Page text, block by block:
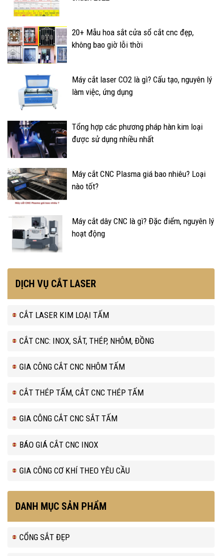
20+ Mẫu hoa sắt cửa sổ cắt cnc đẹp,
không bao giờ lỗi thời
Máy cắt laser CO2 là gì? Cấu tạo, nguyên lý
làm việc, ứng dụng
Tổng hợp các phương pháp hàn kim loại
được sử dụng nhiều nhất
Máy cắt CNC Plasma giá bao nhiêu? Loại
nào tốt?
Máy cắt dây CNC là gì? Đặc điểm, nguyên lý
hoạt động
DỊCH VỤ CẮT LASER
CẮT LASER KIM LOẠI TẤM
CẮT CNC: INOX, SẮT, THÉP, NHÔM, ĐỒNG
GIA CÔNG CẮT CNC NHÔM TẤM
CẮT THÉP TẤM, CẮT CNC THÉP TẤM
GIA CÔNG CẮT CNC SẮT TẤM
BÁO GIÁ CẮT CNC INOX
GIA CÔNG CƠ KHÍ THEO YÊU CẦU
DANH MỤC SẢN PHẨM
CỔNG SẮT ĐẸP